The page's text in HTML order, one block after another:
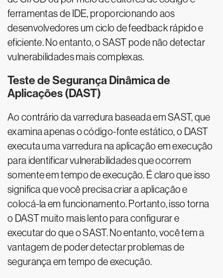
ferramentas de IDE, proporcionando aos
desenvolvedores um ciclo de feedback rápido e
eficiente. No entanto, o SAST pode não detectar
vulnerabilidades mais complexas.
Teste de Segurança Dinâmica de
Aplicações (DAST)
Ao contrário da varredura baseada em SAST, que
examina apenas o código-fonte estático, o DAST
executa uma varredura na aplicação em execução
para identificar vulnerabilidades que ocorrem
somente em tempo de execução. É claro que isso
significa que você precisa criar a aplicação e
colocá-la em funcionamento. Portanto, isso torna
o DAST muito mais lento para configurar e
executar do que o SAST. No entanto, você tem a
vantagem de poder detectar problemas de
segurança em tempo de execução.